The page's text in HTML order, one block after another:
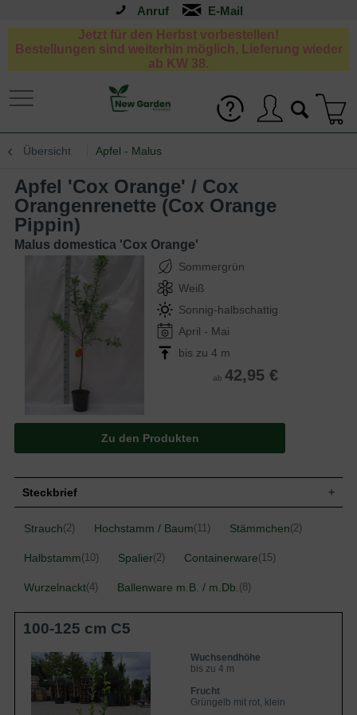
Anruf
Jetzt für den Herbst vorbestellen!
Bestellungen sind weiterhin möglich, Lieferung wieder
ab KW 38.
Übersicht Apfel - Malus
Apfel 'Cox Orange' / Cox
Orangenrenette (Cox Orange
Pippin)
Malus domestica 'Cox Orange'
Sommergrün
Weiß
Sonnig-halbschattig
April - Mai
bis zu 4 m
ab 42,95 €
Zu den Produkten
Steckbrief
Wuchs
Kleiner Baum, gut verzweigt, breit
aufrecht, bis zu 400 cm hoch und bis zu
300 cm breit
Sommergrün, eiförmig, am Ende
glänzend, mittelgrün, bis zu 8 cm lang
Grüngelbe Äpfel, sonnenseits streifig bis
saftig und süß, klein bis mittelgroß
Geschmack
Süß und saftig
Blüte
Weiß
Blütezeit
April bis Mai
Strauch(2) Hochstamm / Baum(11) Stämmchen(2)
Halbstamm(10) Spalier(2) Containerware(15)
Wurzelnackt(4) Ballenware m.B. / m.Db. (8)
100-125 cm C5
Wuchsendhöhe
bis zu 4 m
Frucht
Grüngelb mit rot, klein